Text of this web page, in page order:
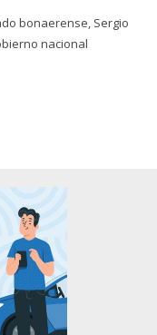
bonaerense, Sergio
nacional